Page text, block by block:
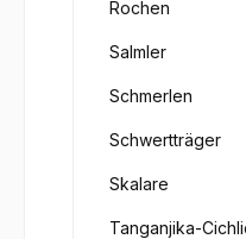
Rochen
Salmler
Schmerlen
Schwertträger
Skalare
Tanganjika-